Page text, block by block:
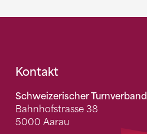
Fusszeile
Kontakt
Schweizerischer Turnverband
Bahnhofstrasse 38
5000 Aarau